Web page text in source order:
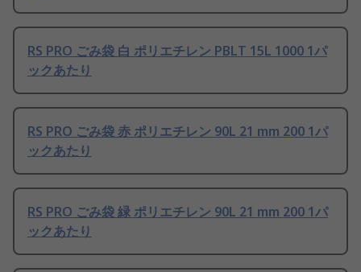
RS PRO ごみ袋 白 ポリエチレン PBLT 15L 1000 1パ
ックあたり
RS PRO ごみ袋 赤 ポリエチレン 90L 21 mm 200 1パ
ックあたり
RS PRO ごみ袋 緑 ポリエチレン 90L 21 mm 200 1パ
ックあたり